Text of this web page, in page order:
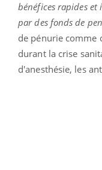
bénéfices rapides
par des fonds de
de pénurie comme
durant la crise
d'anesthésie, les